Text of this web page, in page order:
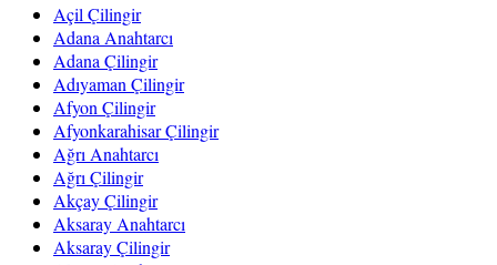
Açil Çilingir
Adana Anahtarcı
Adana Çilingir
Adıyaman Çilingir
Afyon Çilingir
Afyonkarahisar Çilingir
Ağrı Anahtarcı
Ağrı Çilingir
Akçay Çilingir
Aksaray Anahtarcı
Aksaray Çilingir